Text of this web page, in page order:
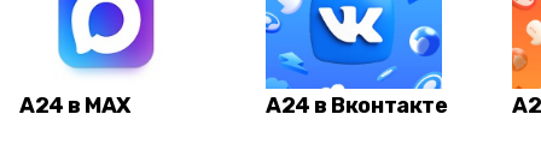
А24 в MAX А24 в Вконтакте